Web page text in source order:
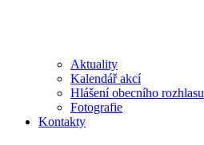
Aktuality
Kalendář akcí
Hlášení obecního rozhlasu
Fotografie
Kontakty